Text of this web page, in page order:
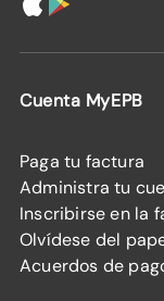
Cuenta MyEPB
Paga tu factura
Administra tu
Inscribirse en la
Olvídese del
Acuerdos de